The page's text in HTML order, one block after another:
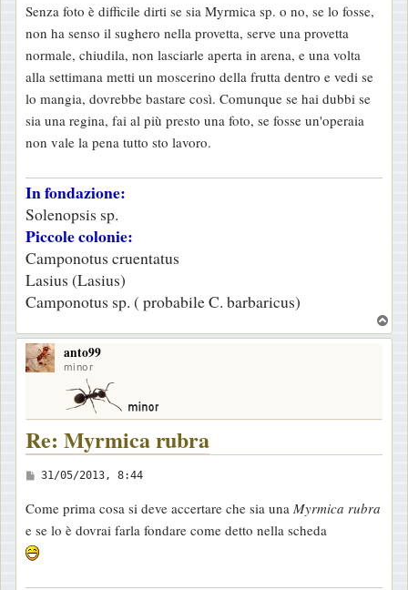
s
s
a
g
g
i
o
Senza foto è difficile dirti se sia Myrmica sp. o no, se lo fosse,
non ha senso il sughero nella provetta, serve una provetta
normale, chiudila, non lasciarle aperta in arena, e una volta
alla settimana metti un moscerino della frutta dentro e vedi se
lo mangia, dovrebbe bastare così. Comunque se hai dubbi se
sia una regina, fai al più presto una foto, se fosse un'operaia
non vale la pena tutto sto lavoro.
In fondazione:
Solenopsis sp.
Piccole colonie:
Camponotus cruentatus
Lasius (Lasius)
Camponotus sp. ( probabile C. barbaricus)
o
anto99
minor
Re: Myrmica rubra
M
s
s
a
31/05/2013, 8:44
Come prima cosa si deve accertare che sia una Myrmica rubra
e se lo è dovrai farla fondare come detto nella scheda